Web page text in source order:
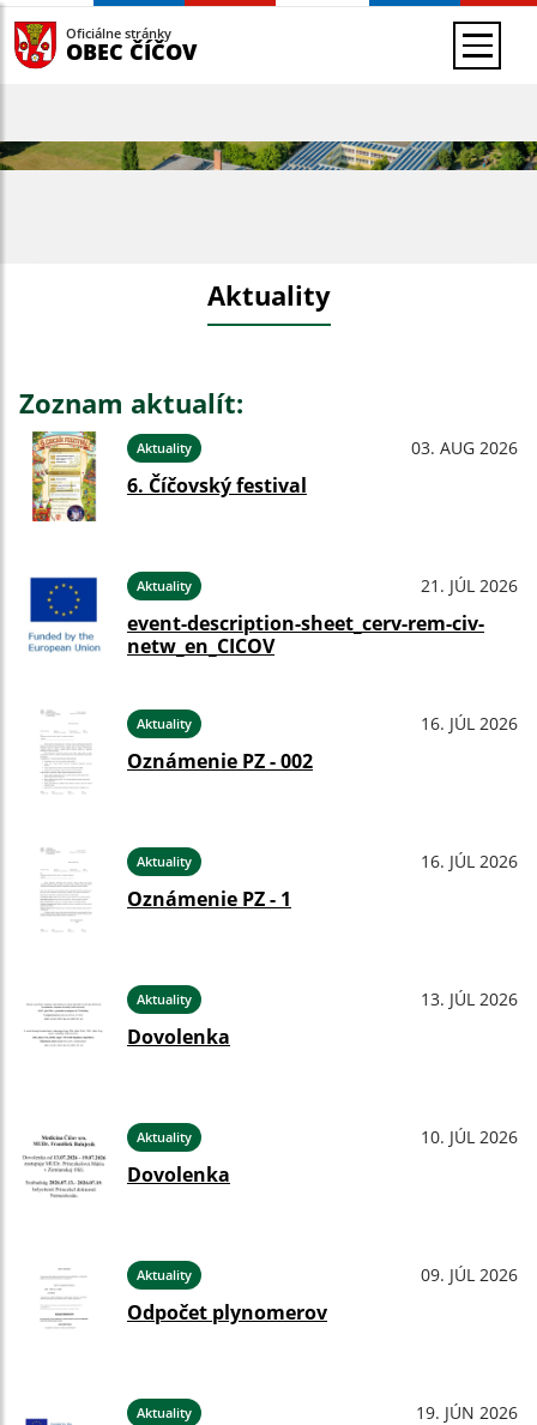
Oficiálne stránky
OBEC ČÍČOV
Aktuality
Zoznam aktualít:
Aktuality 03. AUG 2026
6. Číčovský festival
Aktuality 21. JÚL 2026
event-description-sheet_cerv-rem-civ-
netw_en_CICOV
Aktuality 16. JÚL 2026
Oznámenie PZ - 002
Aktuality 16. JÚL 2026
Oznámenie PZ - 1
Aktuality 13. JÚL 2026
Dovolenka
Aktuality 10. JÚL 2026
Dovolenka
Aktuality 09. JÚL 2026
Odpočet plynomerov
Aktuality 19. JÚN 2026